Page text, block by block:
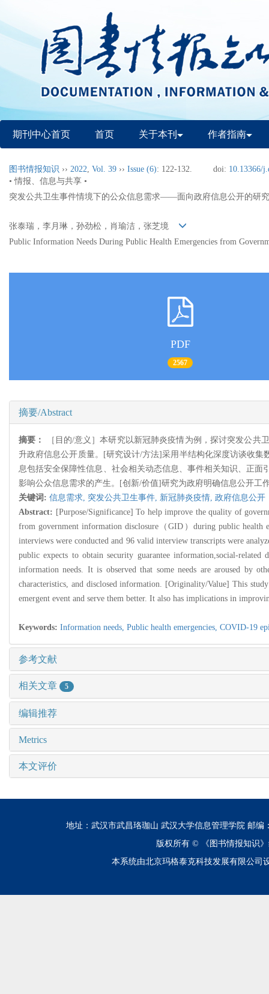
期刊中心首页 首页 关于本刊 作者指南
图书情报知识 ›› 2022, Vol. 39 ›› Issue (6): 122-132. doi: 10.13366/
• 情报、信息与共享 •
突发公共卫生事件情境下的公众信息需求——面向政府信息公开的研究
张泰瑞，李月琳，孙劲松，肖瑜洁，张芝境
Public Information Needs During Public Health Emergencies from
PDF
2567
摘要/Abstract
摘要：
［目的/意义］本研究以新冠肺炎疫情为例，探讨突发公
升政府信息公开质量。[研究设计/方法]采用半结构化深度访谈收
息包括安全保障性信息、社会相关动态信息、事件相关知识、正
影响公众信息需求的产生。[创新/价值]研究为政府明确信息公开工
关键词: 信息需求, 突发公共卫生事件, 新冠肺炎疫情, 政府信息公开
Abstract: [Purpose/Significance] To help improve the quality of
from government information disclosure（GID）during public health
interviews were conducted and 96 valid interview transcripts were
public expects to obtain security guarantee information,social-
information needs. It is observed that some needs are aroused by
characteristics, and disclosed information. [Originality/Value] This
emergent event and serve them better. It also has implications in
Keywords: Information needs, Public health emergencies, COVID-19
参考文献
相关文章 5
编辑推荐
Metrics
本文评价
地址：武汉市武昌珞珈山 武汉大学信息管理学院 邮编
版权所有 ©
《图书情报知识
本系统由北京玛格泰克科技发展有限公司